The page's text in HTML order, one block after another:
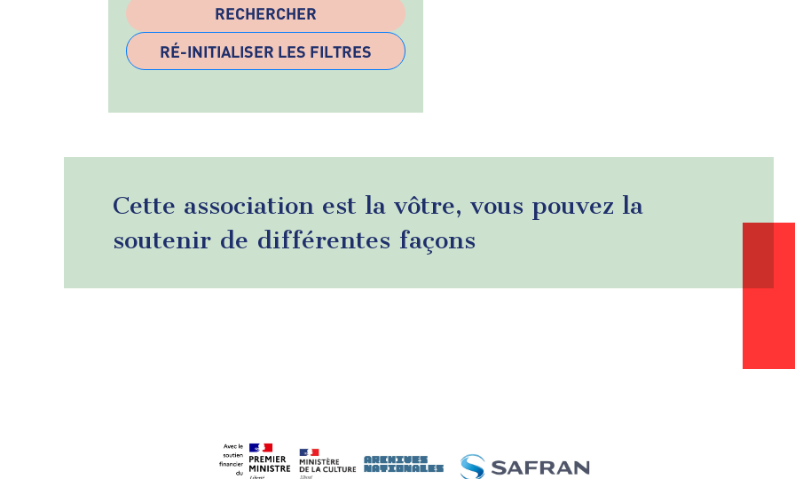
Cette association est la vôtre, vous pouvez la
soutenir de différentes façons